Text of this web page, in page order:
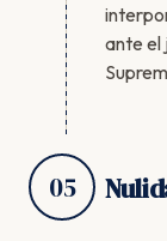
ante el
05